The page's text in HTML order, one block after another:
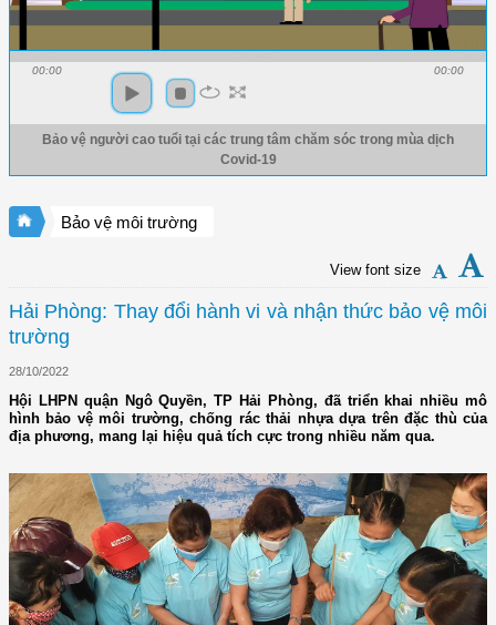
00:00 00:00
Bảo vệ người cao tuổi tại các trung tâm chăm sóc trong mùa dịch
Covid-19
Bảo vệ môi trường
View font size
Hải Phòng: Thay đổi hành vi và nhận thức bảo vệ môi
trường
28/10/2022
Hội LHPN quận Ngô Quyền, TP Hải Phòng, đã triển khai nhiều mô
hình bảo vệ môi trường, chống rác thải nhựa dựa trên đặc thù của
địa phương, mang lại hiệu quả tích cực trong nhiều năm qua.